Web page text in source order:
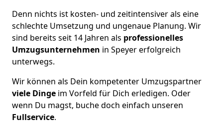
Denn nichts ist kosten- und zeitintensiver als eine
schlechte Umsetzung und ungenaue Planung. Wir
sind bereits seit 14 Jahren als professionelles
Umzugsunternehmen in Speyer erfolgreich
unterwegs.
Wir können als Dein kompetenter Umzugspartner
viele Dinge im Vorfeld für Dich erledigen. Oder
wenn Du magst, buche doch einfach unseren
Fullservice.